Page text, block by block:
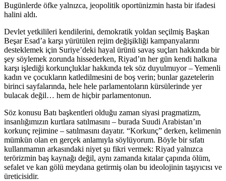
Bugünlerde öfke yalnızca, jeopolitik oportünizmin hasta bir ifadesi
halini aldı.
Devlet yetkilileri kendilerini, demokratik yoldan seçilmiş Başkan
Beşar Esad’a karşı yürütülen rejim değişikliği kampanyalarını
desteklemek için Suriye’deki hayal ürünü savaş suçları hakkında bir
şey söylemek zorunda hissederken, Riyad’ın her gün kendi halkına
karşı işlediği korkunçluklar hakkında tek söz duyulmuyor – Yemenli
kadın ve çocukların katledilmesini de boş verin; bunlar gazetelerin
birinci sayfalarında, hele hele parlamentoların kürsülerinde yer
bulacak değil… hem de hiçbir parlamentonun.
Söz konusu Batı başkentleri olduğu zaman siyasi pragmatizm,
insanlığımızın kurtlara satılmasını – burada Suudi Arabistan’ın
korkunç rejimine – satılmasını dayatır. “Korkunç” derken, kelimenin
mümkün olan en gerçek anlamıyla söylüyorum. Böyle bir sıfatı
kullanmamın arkasındaki niyet şu fikri vermek: Riyad yalnızca
terörizmin baş kaynağı değil, aynı zamanda kıtalar çapında ölüm,
sefalet ve kan gölü meydana getirmiş olan bu ideolojinin taşıyıcısı ve
üreticisidir.